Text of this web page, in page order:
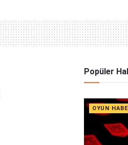
Popüler
OYUN